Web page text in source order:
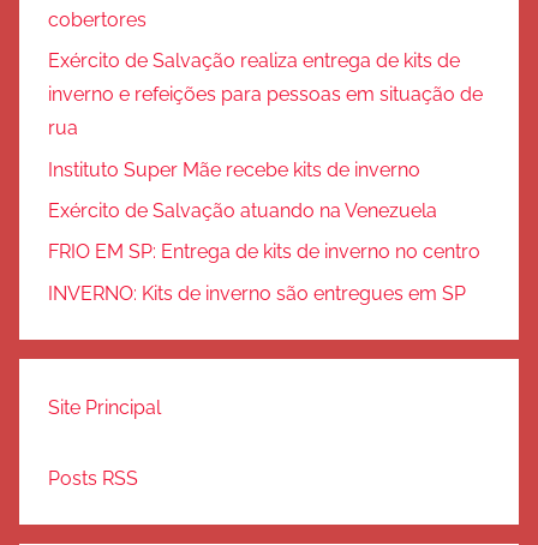
cobertores
Exército de Salvação realiza entrega de kits de
inverno e refeições para pessoas em situação de
rua
Instituto Super Mãe recebe kits de inverno
Exército de Salvação atuando na Venezuela
FRIO EM SP: Entrega de kits de inverno no centro
INVERNO: Kits de inverno são entregues em SP
Site Principal
Posts RSS